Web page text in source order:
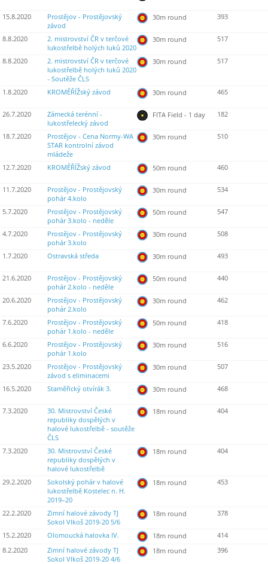
15.8.2020
Prostějov - Prostějovský
závod
30m round 393
8.8.2020
2. mistrovství ČR v terčové
lukostřelbě holých luků 2020
30m round 517
8.8.2020
2. mistrovství ČR v terčové
lukostřelbě holých luků 2020
- Soutěže ČLS
30m round 517
1.8.2020 KROMĚŘÍŽský závod 30m round 465
26.7.2020
Zámecká terénní -
lukostřelecký závod
FITA Field - 1 day 182
18.7.2020
Prostějov - Cena Normy-WA
STAR kontrolní závod
mládeže
30m round 510
12.7.2020 KROMĚŘÍŽský závod 50m round 460
11.7.2020
Prostějov - Prostějovský
pohár 4.kolo
30m round 534
5.7.2020
Prostějov - Prostějovský
pohár 3.kolo - neděle
50m round 547
4.7.2020
Prostějov - Prostějovský
pohár 3.kolo
30m round 508
1.7.2020 Ostravská středa 30m round 493
21.6.2020
Prostějov - Prostějovský
pohár 2.kolo - neděle
50m round 440
20.6.2020
Prostějov - Prostějovský
pohár 2.kolo
30m round 462
7.6.2020
Prostějov - Prostějovský
pohár 1.kolo - neděle
50m round 418
6.6.2020
Prostějov - Prostějovský
pohár 1.kolo
30m round 516
23.5.2020
Prostějov - Prostějovský
závod s eliminacemi
30m round 507
16.5.2020 Staměřický otvírák 3. 30m round 468
7.3.2020
30. Mistrovství České
republiky dospělých v
halové lukostřelbě - soutěže
ČLS
18m round 404
7.3.2020
30. Mistrovství České
republiky dospělých v
halové lukostřelbě
18m round 404
29.2.2020
Sokolský pohár v halové
lukostřelbě Kostelec n. H.
2019–20
18m round 453
22.2.2020
Zimní halové závody TJ
Sokol Vlkoš 2019-20 5/6
18m round 378
15.2.2020 Olomoucká halovka IV. 18m round
414
8.2.2020
Zimní halové závody TJ
Sokol Vlkoš 2019-20 4/6
18m round 396